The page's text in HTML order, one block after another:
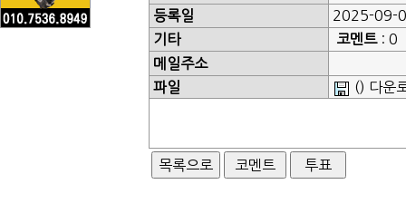
등록일
2025-09-
기타
코멘트: 0
메일주소
파일
() 다운